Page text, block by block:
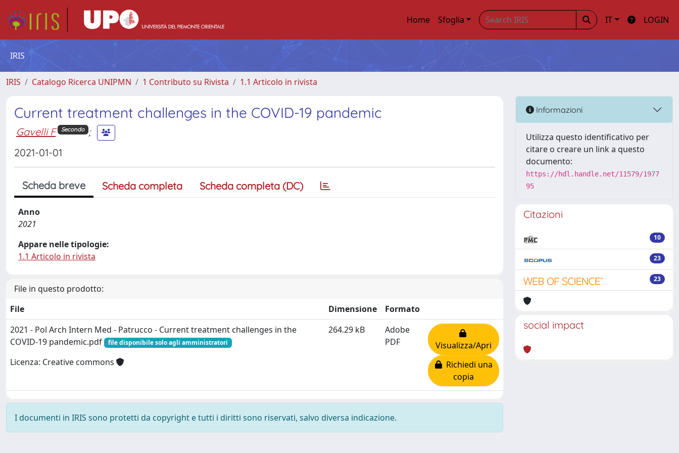
Home Sfoglia IT LOGIN
IRIS
IRIS Catalogo Ricerca UNIPMN 1 Contributo su Rivista 1.1 Articolo in rivista
Current treatment challenges in the COVID-19 pandemic
Gavelli F Secondo ;
2021-01-01
Scheda breve Scheda completa Scheda completa (DC)
Anno
2021
Appare nelle tipologie:
1.1 Articolo in rivista
File in questo prodotto:
File
Dimensione
Formato
2021 - Pol Arch Intern Med - Patrucco - Current treatment challenges in the
COVID-19 pandemic.pdf
file disponibile solo agli amministratori
Licenza: Creative commons
264.29 kB
Adobe
PDF
Visualizza/Apri
Richiedi una
copia
I documenti in IRIS sono protetti da copyright e tutti i diritti sono riservati, salvo diversa indicazione.
Informazioni
Utilizza questo identificativo per
citare o creare un link a questo
documento:
https://hdl.handle.net/11579/1977
95
Citazioni
10
23
23
social impact